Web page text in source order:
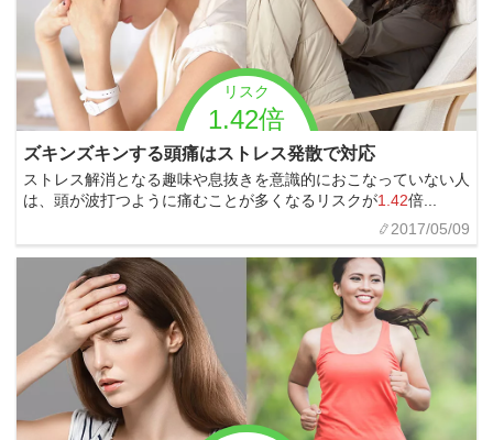
リスク
1.42倍
ズキンズキンする頭痛はストレス発散で対応
ストレス解消となる趣味や息抜きを意識的におこなっていない人
は、頭が波打つように痛むことが多くなるリスクが1.42倍...
2017/05/09